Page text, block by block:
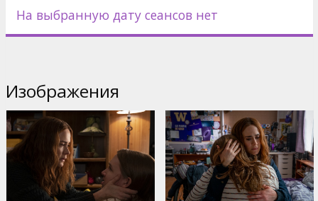
На выбранную дату сеансов нет
Изображения